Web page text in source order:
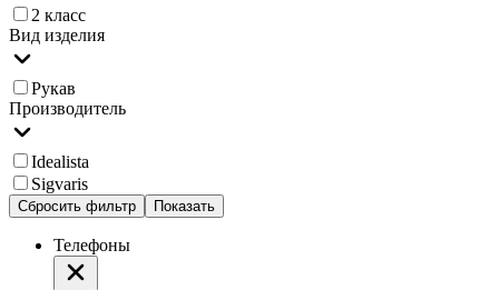
2 класс
Вид изделия
Рукав
Производитель
Idealista
Sigvaris
Сбросить фильтр Показать
Телефоны